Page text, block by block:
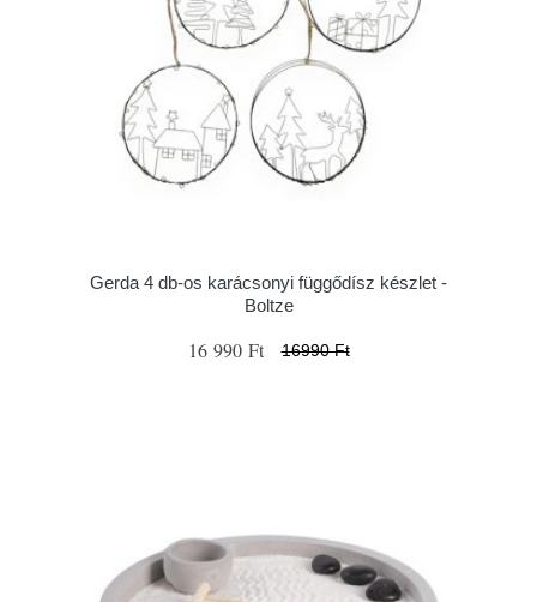
Gerda 4 db-os karácsonyi függődísz készlet -
Boltze
16 990 Ft 16990 Ft